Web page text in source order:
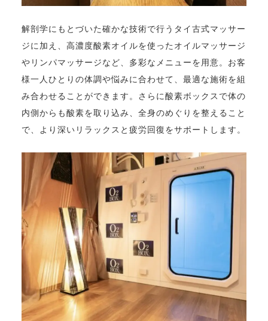
解剖学にもとづいた確かな技術で行うタイ古式マッサー
ジに加え、高濃度酸素オイルを使ったオイルマッサージ
やリンパマッサージなど、多彩なメニューを用意。お客
様一人ひとりの体調や悩みに合わせて、最適な施術を組
み合わせることができます。さらに酸素ボックスで体の
内側からも酸素を取り込み、全身のめぐりを整えること
で、より深いリラックスと疲労回復をサポートします。